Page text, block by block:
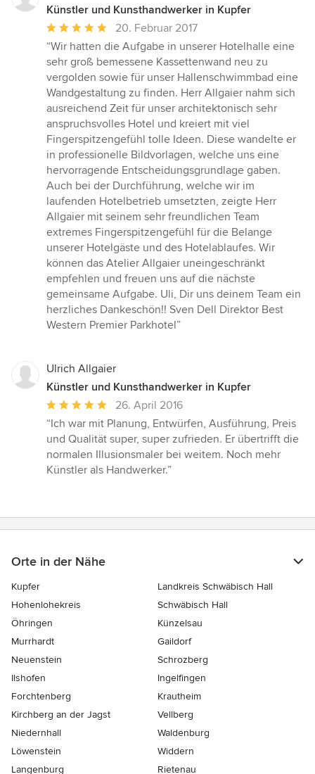
Künstler und Kunsthandwerker in Kupfer
Durchschnittliche
Bewertung:
5
von
5
Sternen
20. Februar 2017
“Wir hatten die Aufgabe in unserer Hotelhalle eine
sehr groß bemessene Kassettenwand neu zu
vergolden sowie für unser Hallenschwimmbad eine
Wandgestaltung zu finden. Herr Allgaier nahm sich
ausreichend Zeit für unser architektonisch sehr
anspruchsvolles Hotel und kreiert mit viel
Fingerspitzengefühl tolle Ideen. Diese wandelte er
in professionelle Bildvorlagen, welche uns eine
hervorragende Entscheidungsgrundlage gaben.
Auch bei der Durchführung, welche wir im
laufenden Hotelbetrieb umsetzten, zeigte Herr
Allgaier mit seinem sehr freundlichen Team
extremes Fingerspitzengefühl für die Belange
unserer Hotelgäste und des Hotelablaufes. Wir
können das Atelier Allgaier uneingeschränkt
empfehlen und freuen uns auf die nächste
gemeinsame Aufgabe. Uli, Dir uns deinem Team ein
herzliches Dankeschön!! Sven Dell Direktor Best
Western Premier Parkhotel”
Ulrich Allgaier
Künstler und Kunsthandwerker in Kupfer
Durchschnittliche
Bewertung:
5
von
5
26. April 2016
“Ich war mit Planung, Entwürfen, Ausführung, Preis
und Qualität super, super zufrieden. Er übertrifft die
normalen Illusionsmaler bei weitem. Noch mehr
Künstler als Handwerker.”
Orte in der Nähe
Kupfer
Landkreis Schwäbisch Hall
Hohenlohekreis
Schwäbisch Hall
Öhringen
Künzelsau
Murrhardt
Gaildorf
Neuenstein
Schrozberg
Ilshofen
Ingelfingen
Forchtenberg
Krautheim
Kirchberg an der Jagst
Vellberg
Niedernhall
Waldenburg
Löwenstein
Widdern
Langenburg
Rietenau